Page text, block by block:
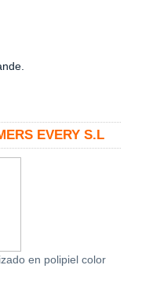
EVERY S.L
en polipiel color